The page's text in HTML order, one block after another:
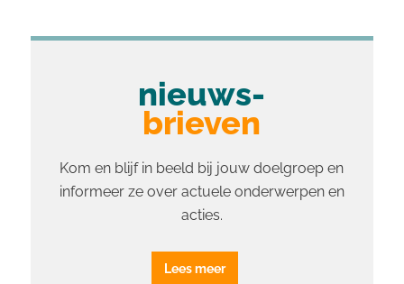
nieuws-
brieven
Kom en blijf in beeld bij jouw doelgroep en
informeer ze over actuele onderwerpen en
acties.
Lees meer